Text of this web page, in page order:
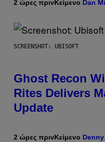
2 ώρες πρινΚείμενο Dan
SCREENSHOT: UBISOFT
Ghost Recon
Rites Delivers
Update
2 ώρες πρινΚείμενο